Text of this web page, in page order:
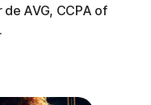
AVG, CCPA of